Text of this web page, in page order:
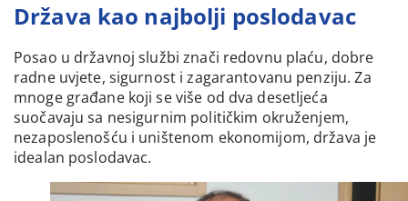
Država kao najbolji poslodavac
Posao u državnoj službi znači redovnu plaću, dobre
radne uvjete, sigurnost i zagarantovanu penziju. Za
mnoge građane koji se više od dva desetljeća
suočavaju sa nesigurnim političkim okruženjem,
nezaposlenošću i uništenom ekonomijom, država je
idealan poslodavac.